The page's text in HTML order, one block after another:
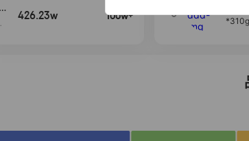
426.23w 100w+ 5